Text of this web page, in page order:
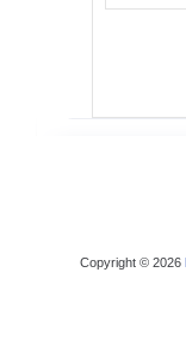
Copyright © 2026